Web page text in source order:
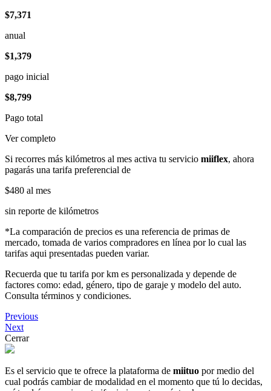
$7,371
anual
$1,379
pago inicial
$8,799
Pago total
Ver completo
Si recorres más kilómetros al mes activa tu servicio miiflex, ahora
pagarás una tarifa preferencial de
$480 al mes
sin reporte de kilómetros
*La comparación de precios es una referencia de primas de
mercado, tomada de varios compradores en línea por lo cual las
tarifas aqui presentadas pueden variar.
Recuerda que tu tarifa por km es personalizada y depende de
factores como: edad, género, tipo de garaje y modelo del auto.
Consulta términos y condiciones.
Previous
Next
Cerrar
Es el servicio que te ofrece la plataforma de miituo por medio del
cual podrás cambiar de modalidad en el momento que tú lo decidas,